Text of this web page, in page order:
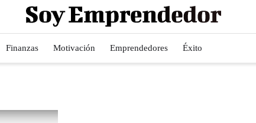
Finanzas Motivación Emprendedores Éxito